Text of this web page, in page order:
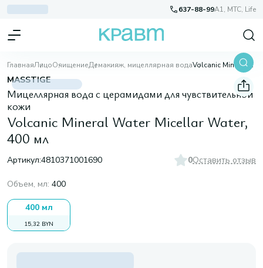
637-88-99A1, МТС, Life
ГлавнаяЛицоОчищениеДемакияж, мицеллярная вода Volcanic Mineral Water Micellar Water, 400 мл
MASSTIGE
Мицеллярная вода с церамидами для чувствительной
кожи
Volcanic Mineral Water Micellar Water,
400 мл
Артикул:4810371001690 0Оставить отзыв
Объем, мл: 400
400 мл
15,32 BYN